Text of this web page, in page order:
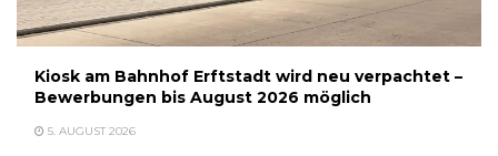
Kiosk am Bahnhof Erftstadt wird neu verpachtet –
Bewerbungen bis August 2026 möglich
5. AUGUST 2026